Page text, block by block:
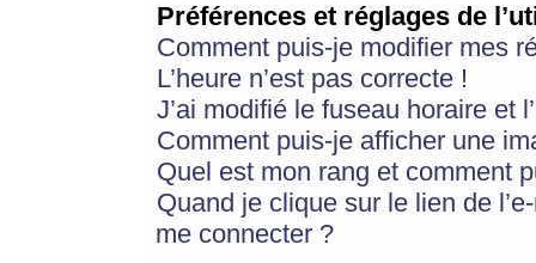
Préférences et réglages de
Comment puis-je modifier mes
L’heure n’est pas correcte !
J’ai modifié le fuseau horaire et
Comment puis-je afficher une
Quel est mon rang et comment
Quand je clique sur le lien de
me connecter ?